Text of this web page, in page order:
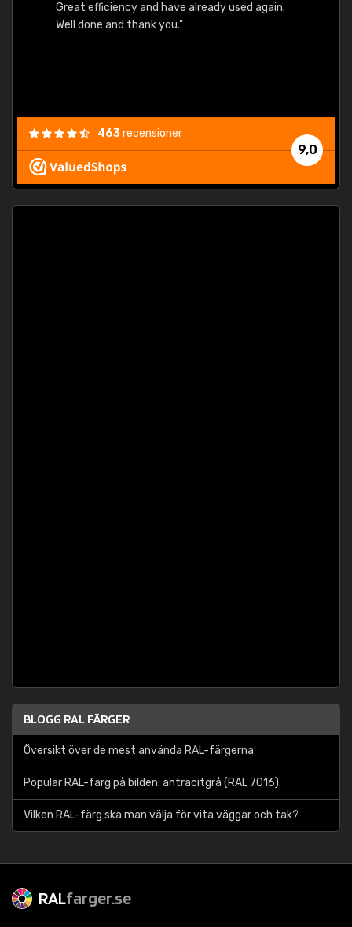
Great efficiency and have already used again.
Well done and thank you."
9,0
463recensioner
BLOGG RAL FÄRGER
Översikt över de mest använda RAL-färgerna
Populär RAL-färg på bilden: antracitgrå (RAL 7016)
Vilken RAL-färg ska man välja för vita väggar och tak?
RALfarger.se